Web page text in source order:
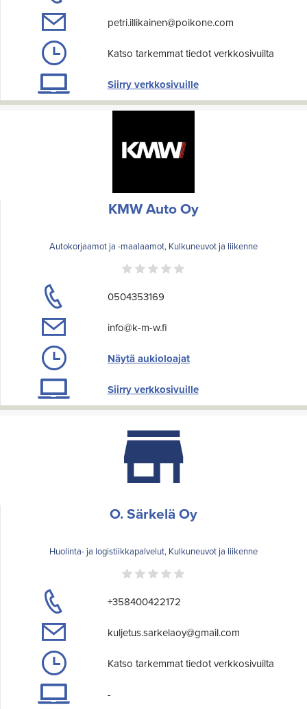
petri.illikainen@poikone.com
Katso tarkemmat tiedot verkkosivuilta
Siirry verkkosivuille
KMW Auto Oy
Autokorjaamot ja -maalaamot, Kulkuneuvot ja liikenne
0504353169
info@k-m-w.fi
Näytä aukioloajat
Siirry verkkosivuille
O. Särkelä Oy
Huolinta- ja logistiikkapalvelut, Kulkuneuvot ja liikenne
+358400422172
kuljetus.sarkelaoy@gmail.com
Katso tarkemmat tiedot verkkosivuilta
-